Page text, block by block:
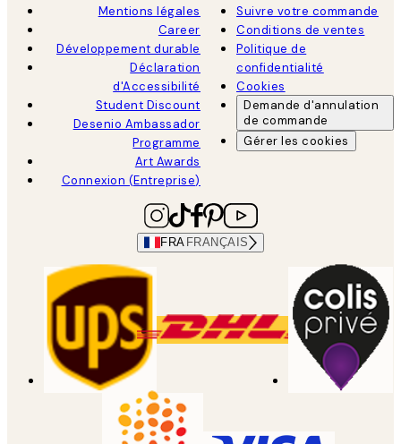
Mentions légales
Career
Développement durable
Déclaration
d'Accessibilité
Student Discount
Desenio Ambassador
Programme
Art Awards
Connexion (Entreprise)
Suivre votre commande
Conditions de ventes
Politique de
confidentialité
Cookies
Demande d'annulation
de commande
Gérer les cookies
FRA FRANÇAIS